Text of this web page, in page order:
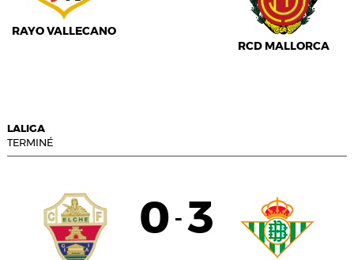
RAYO VALLECANO
RCD MALLORCA
LALIGA
TERMINÉ
0 - 3